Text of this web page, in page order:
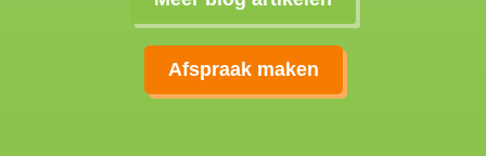
Afspraak maken